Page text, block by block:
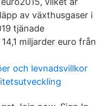
av växthusgaser i
tjänade
miljarder euro från
och levnadsvillkor